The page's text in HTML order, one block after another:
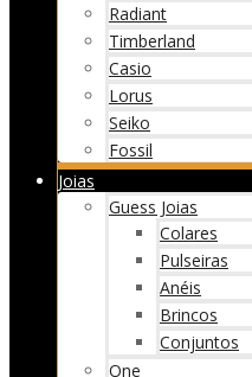
Radiant
Timberland
Casio
Lorus
Seiko
Fossil
Joias
Guess Joias
Colares
Pulseiras
Anéis
Brincos
Conjuntos
One